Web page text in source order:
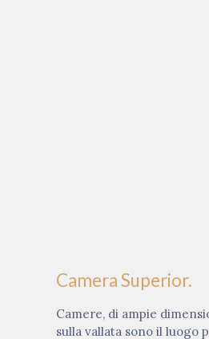
Camera Superior.
Camere, di ampie
sulla vallata sono il luogo